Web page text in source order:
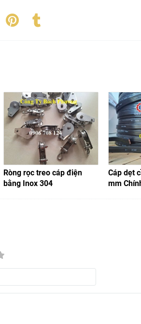
Ròng rọc treo cáp điện
bằng Inox 304
Cáp dẹt
mm